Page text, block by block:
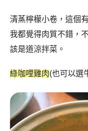
清蒸檸檬小卷，這個
我都覺得肉質不錯，
該是道涼拌菜。
綠咖哩雞肉(也可以選